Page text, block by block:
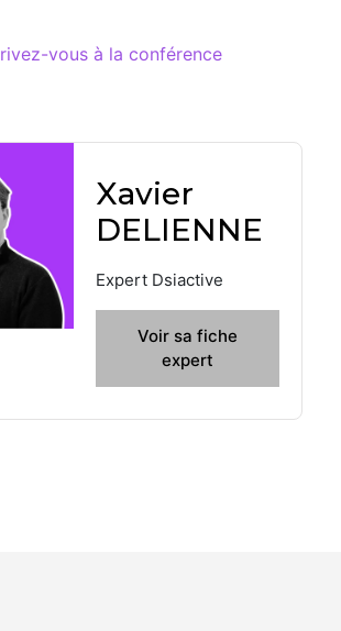
vous à la conférence
Xavier
DELIENNE
Expert Dsiactive
Voir sa fiche
expert